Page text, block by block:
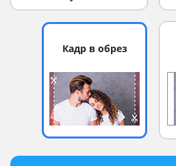
Кадр в обрез